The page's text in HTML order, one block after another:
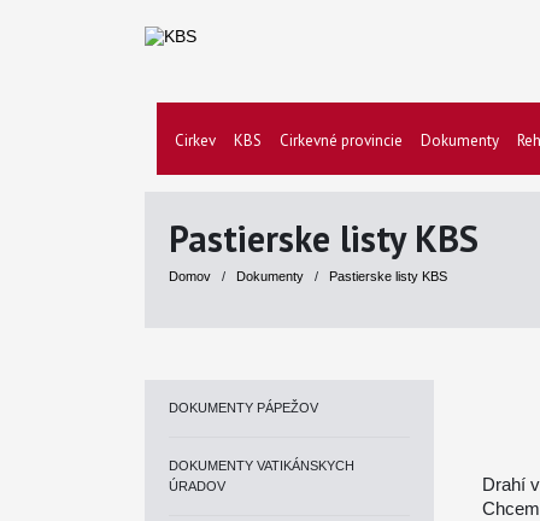
Cirkev KBS Cirkevné provincie Dokumenty
Pastierske listy KBS
Domov / Dokumenty / Pastierske listy KBS
DOKUMENTY PÁPEŽOV
DOKUMENTY VATIKÁNSKYCH
ÚRADOV
Drahí